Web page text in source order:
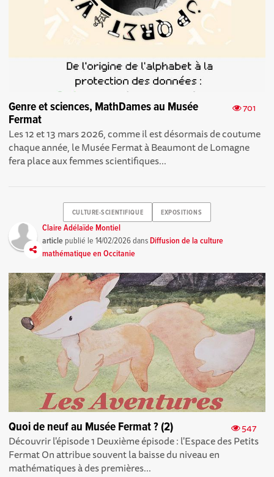
701
Genre et sciences, MathDames au Musée
Fermat
Les 12 et 13 mars 2026, comme il est désormais de coutume
chaque année, le Musée Fermat à Beaumont de Lomagne
fera place aux femmes scientifiques...
CULTURE-SCIENTIFIQUE EXPOSITIONS
Claire Adélaïde Montiel
article publié le14/02/2026dansDiffusion de la culture
mathématique en Occitanie
547
Quoi de neuf au Musée Fermat ? (2)
Découvrir l'épisode 1 Deuxième épisode : l'Espace des Petits
Fermat On attribue souvent la baisse du niveau en
mathématiques à des premières...